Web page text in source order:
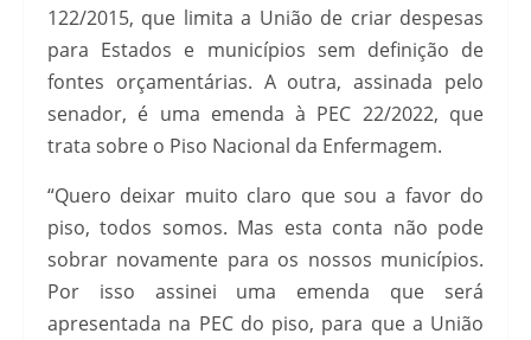
122/2015, que limita a União de criar despesas
para Estados e municípios sem definição de
fontes orçamentárias. A outra, assinada pelo
senador, é uma emenda à PEC 22/2022, que
trata sobre o Piso Nacional da Enfermagem.
“Quero deixar muito claro que sou a favor do
piso, todos somos. Mas esta conta não pode
sobrar novamente para os nossos municípios.
Por isso assinei uma emenda que será
apresentada na PEC do piso, para que a União